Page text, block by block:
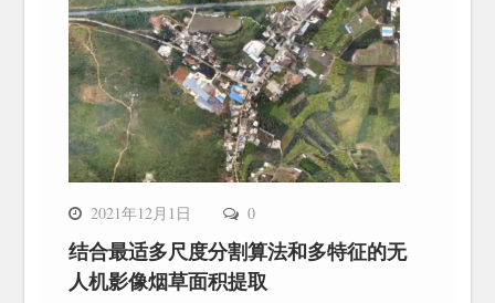
2021年12月1日 0
结合最适多尺度分割算法和多特征的无
人机影像烟草面积提取